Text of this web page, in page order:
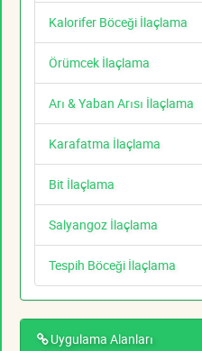
Kalorifer Böceği İlaçlama
Örümcek İlaçlama
Arı & Yaban Arısı İlaçlama
Karafatma İlaçlama
Bit İlaçlama
Salyangoz İlaçlama
Tespih Böceği İlaçlama
Uygulama Alanları